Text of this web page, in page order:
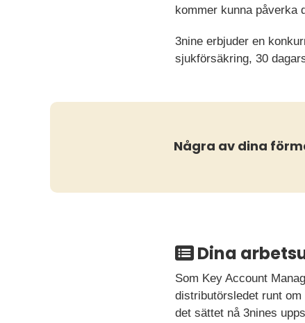
kommer kunna påverka
3nine erbjuder en
sjukförsäkring, 30
Några av dina
Dina
Som Key Account
distributörsledet runt
det sättet nå 3nines